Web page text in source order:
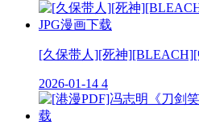
[久保带人][死神][BLEACH][
2026-01-14 4